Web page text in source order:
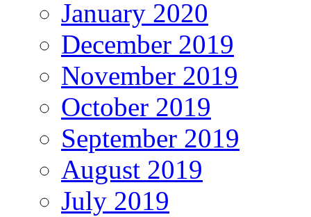
January 2020
December 2019
November 2019
October 2019
September 2019
August 2019
July 2019